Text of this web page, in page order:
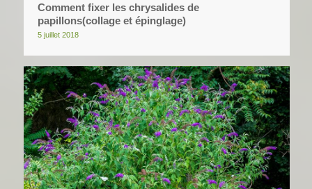
Comment fixer les chrysalides de
papillons(collage et épinglage)
5 juillet 2018